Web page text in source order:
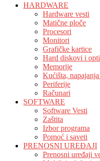
HARDWARE
Hardware vesti
Matične ploče
Procesori
Monitori
Grafičke kartice
Hard diskovi i
Memorije
Kućišta,
Periferije
Računari
SOFTWARE
Software Vesti
Zaštita
Izbor programa
Pomoć i saveti
PRENOSNI UREĐAJI
Prenosni uređaji